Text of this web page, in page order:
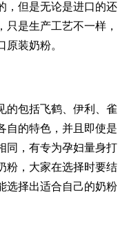
，但是无论是进口的还
是生产工艺不一样，
装奶粉。
的包括飞鹤、伊利、雀
自的特色，并且即使是
同，有专为孕妇量身打
粉，大家在选择时要结
选择出适合自己的奶粉